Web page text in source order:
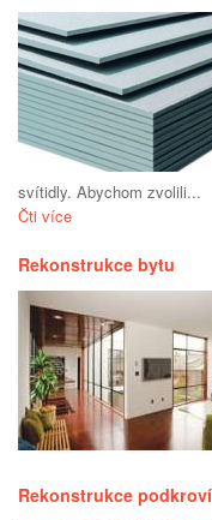
svítidly. Abychom zvolili...
Čti více
Rekonstrukce bytu
Rekonstrukce podkroví